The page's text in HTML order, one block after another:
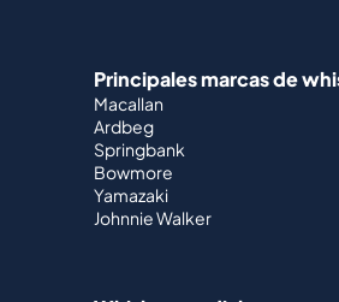
Principales marcas de
Macallan
Ardbeg
Springbank
Bowmore
Yamazaki
Johnnie Walker